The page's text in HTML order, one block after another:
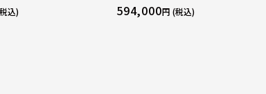
フホワイト 0
込)
ーポルバンドリエール45 ボストンバッ
グ M13915 マルチカラー
594,000円 (税込)